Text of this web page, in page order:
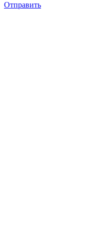
Отправить